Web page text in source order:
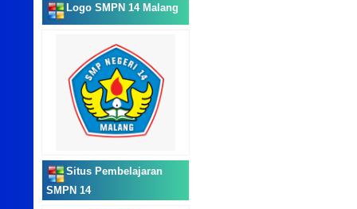
Logo SMPN 14 Malang
Situs Pembelajaran
SMPN 14